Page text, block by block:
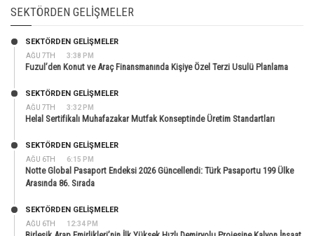
SEKTÖRDEN GELIŞMELER
AĞU 7TH 3:38 PM
SEKTÖRDEN GELIŞMELER
Fuzul’den Konut ve Araç Finansmanında Kişiye Özel Terzi Usulü Planlama
AĞU 7TH 3:32 PM
SEKTÖRDEN GELIŞMELER
Helal Sertifikalı Muhafazakar Mutfak Konseptinde Üretim Standartları
AĞU 6TH 6:15 PM
SEKTÖRDEN GELIŞMELER
Notte Global Pasaport Endeksi 2026 Güncellendi: Türk Pasaportu 199 Ülke
Arasında 86. Sırada
AĞU 6TH 12:34 PM
SEKTÖRDEN GELIŞMELER